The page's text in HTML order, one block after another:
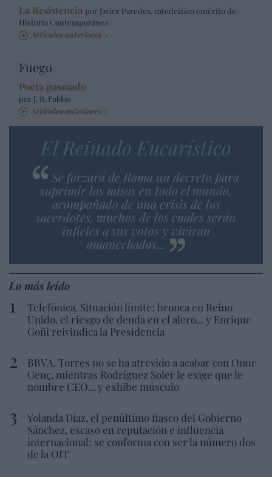
La Resistencia por Javier Paredes, catedrático emérito de
Historia Contemporánea
Artículos anteriores
Fuego
Poeta pasmado
por J. R. Pablos
Artículos anteriores
El Reinado Eucarístico
Se forzará de Roma un decreto para
suprimir las misas en todo el mundo,
acompañado de una crisis de los
sacerdotes, muchos de los cuales serán
infieles a sus votos y vivirán
amancebados…
Lo más leído
Telefónica. Situación límite: bronca en Reino
Unido, el riesgo de deuda en el alero... y Enrique
Goñi reivindica la Presidencia
BBVA. Torres no se ha atrevido a acabar con Onur
Genç, mientras Rodríguez Soler le exige que le
nombre CEO... y exhibe músculo
Yolanda Díaz, el penúltimo fiasco del Gobierno
Sánchez, escaso en reputación e influencia
internacional: se conforma con ser la número dos
de la OIT